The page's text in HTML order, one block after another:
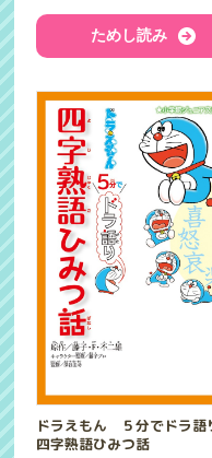
ためし読み
ドラえもん ５分でドラ
四字熟語ひみつ話